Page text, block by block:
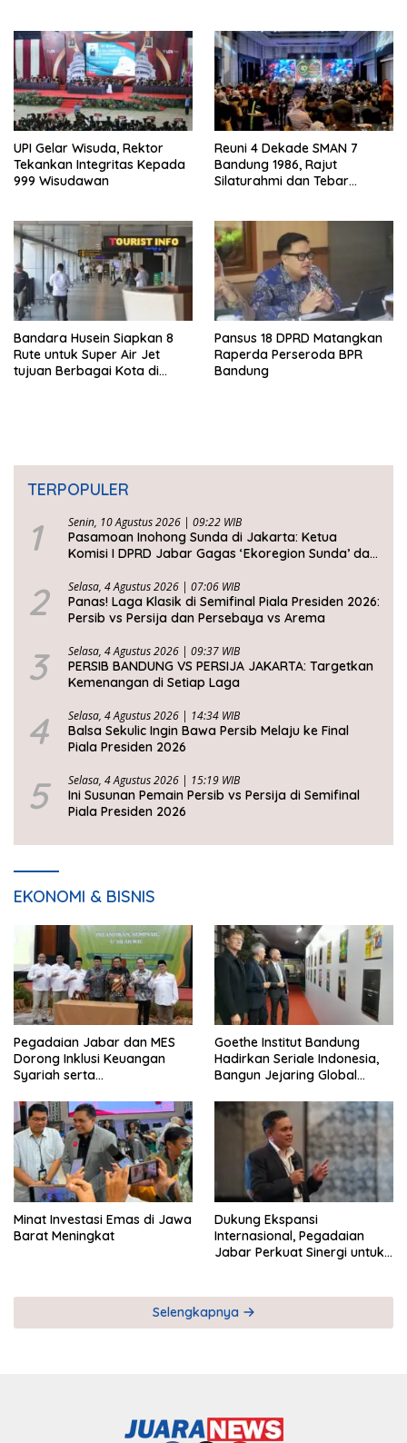
UPI Gelar Wisuda, Rektor
Tekankan Integritas Kepada
999 Wisudawan
Reuni 4 Dekade SMAN 7
Bandung 1986, Rajut
Silaturahmi dan Tebar
Bandara Husein Siapkan 8
Rute untuk Super Air Jet
tujuan Berbagai Kota di
Pansus 18 DPRD Matangkan
Raperda Perseroda BPR
Bandung
TERPOPULER
1 Senin, 10 Agustus 2026 | 09:22 WIB
Pasamoan Inohong Sunda di Jakarta: Ketua
Komisi I DPRD Jabar Gagas ‘Ekoregion Sunda’ dan
2 Selasa, 4 Agustus 2026 | 07:06 WIB
Panas! Laga Klasik di Semifinal Piala Presiden 2026:
Persib vs Persija dan Persebaya vs Arema
3 Selasa, 4 Agustus 2026 | 09:37 WIB
PERSIB BANDUNG VS PERSIJA JAKARTA: Targetkan
Kemenangan di Setiap Laga
4 Selasa, 4 Agustus 2026 | 14:34 WIB
Balsa Sekulic Ingin Bawa Persib Melaju ke Final
Piala Presiden 2026
5 Selasa, 4 Agustus 2026 | 15:19 WIB
Ini Susunan Pemain Persib vs Persija di Semifinal
Piala Presiden 2026
EKONOMI & BISNIS
Pegadaian Jabar dan MES
Dorong Inklusi Keuangan
Syariah serta
Goethe Institut Bandung
Hadirkan Seriale Indonesia,
Bangun Jejaring Global
Minat Investasi Emas di Jawa
Barat Meningkat
Dukung Ekspansi
Internasional, Pegadaian
Jabar Perkuat Sinergi untuk
Selengkapnya